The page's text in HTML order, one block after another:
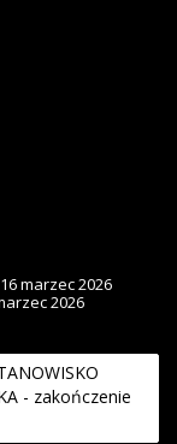
marzec 2026
2026
- zakończenie